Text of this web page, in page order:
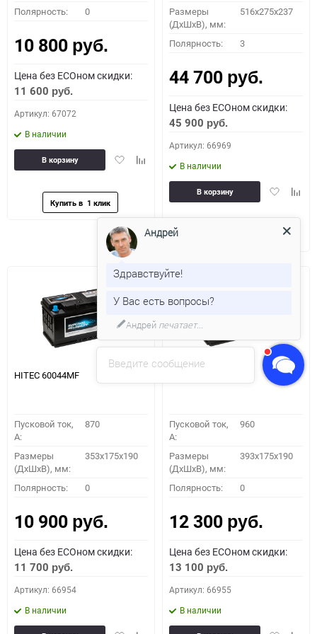
Полярность: 0
10 800 руб.
Цена без ECOном скидки:
11 600 руб.
Артикул: 67072
В наличии
ДобавитьДобавить
сравнению
В корзину
Размеры
(ДхШхВ), мм:
516x275x237
Полярность: 3
44 700 руб.
Цена без ECOном скидки:
45 900 руб.
Артикул: 66969
В наличии
Добавить
избранное
В корзину
HITEC 60044MF
Пусковой ток,
A:
870
Размеры
(ДхШхВ), мм:
353x175x190
Полярность: 0
10 900 руб.
Цена без ECOном скидки:
11 700 руб.
Артикул: 66954
В наличии
Пусковой ток,
A:
960
Размеры
(ДхШхВ), мм:
393x175x190
Полярность: 0
12 300 руб.
Цена без ECOном скидки:
13 100 руб.
Артикул: 66955
В наличии
Введите сообщение
Андрей
Здравствуйте!
У Вас есть вопросы?
Андрей печатает...